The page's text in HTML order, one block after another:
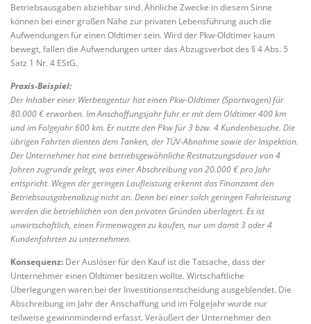
Betriebsausgaben abziehbar sind. Ähnliche Zwecke in diesem Sinne
können bei einer großen Nähe zur privaten Lebensführung auch die
Aufwendungen für einen Oldtimer sein. Wird der Pkw-Oldtimer kaum
bewegt, fallen die Aufwendungen unter das Abzugsverbot des § 4 Abs. 5
Satz 1 Nr. 4 EStG.
Praxis-Beispiel:
Der Inhaber einer Werbeagentur hat einen Pkw-Oldtimer (Sportwagen) für
80.000 € erworben. Im Anschaffungsjahr fuhr er mit dem Oldtimer 400 km
und im Folgejahr 600 km. Er nutzte den Pkw für 3 bzw. 4 Kundenbesuche. Die
übrigen Fahrten dienten dem Tanken, der TÜV-Abnahme sowie der Inspektion.
Der Unternehmer hat eine betriebsgewöhnliche Restnutzungsdauer von 4
Jahren zugrunde gelegt, was einer Abschreibung von 20.000 € pro Jahr
entspricht. Wegen der geringen Laufleistung erkennt das Finanzamt den
Betriebsausgabenabzug nicht an. Denn bei einer solch geringen Fahrleistung
werden die betrieblichen von den privaten Gründen überlagert. Es ist
unwirtschaftlich, einen Firmenwagen zu kaufen, nur um damit 3 oder 4
Kundenfahrten zu unternehmen.
Konsequenz: Der Auslöser für den Kauf ist die Tatsache, dass der
Unternehmer einen Oldtimer besitzen wollte. Wirtschaftliche
Überlegungen waren bei der Investitionsentscheidung ausgeblendet. Die
Abschreibung im Jahr der Anschaffung und im Folgejahr wurde nur
teilweise gewinnmindernd erfasst. Veräußert der Unternehmer den